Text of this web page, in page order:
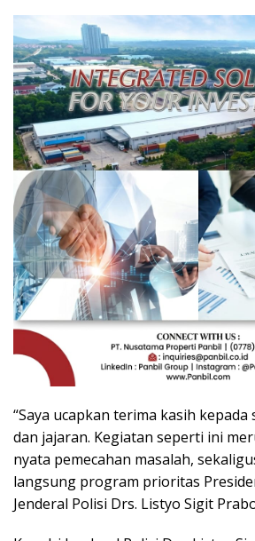
“Saya ucapkan terima kasih
dan jajaran. Kegiatan seperti ini
nyata pemecahan masalah,
langsung program prioritas
Jenderal Polisi Drs. Listyo Sigit